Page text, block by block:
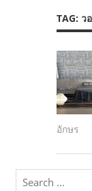
TAG: ว
อักษร